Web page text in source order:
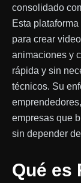
consolidado
Esta
para crear
animaciones y
rápida y sin
técnicos. Su
empresas que
sin depender
Qué es